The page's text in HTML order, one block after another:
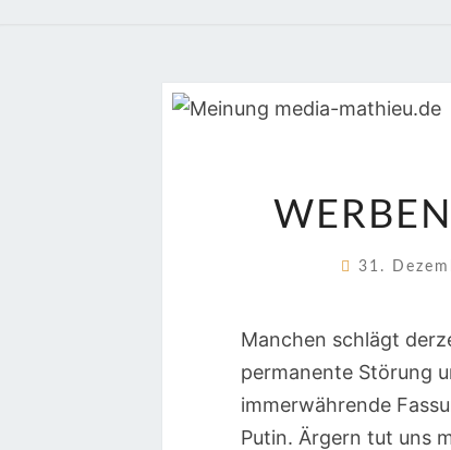
31.
Manchen schlägt
permanente Störung
immerwährende
Putin. Ärgern tut uns